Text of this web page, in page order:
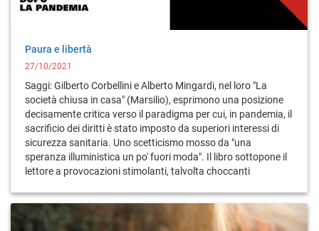
Paura e libertà
27/10/2021
Saggi: Gilberto Corbellini e Alberto Mingardi, nel loro "La
società chiusa in casa" (Marsilio), esprimono una posizione
decisamente critica verso il paradigma per cui, in pandemia, il
sacrificio dei diritti è stato imposto da superiori interessi di
sicurezza sanitaria. Uno scetticismo mosso da "una
speranza illuministica un po' fuori moda". Il libro sottopone il
lettore a provocazioni stimolanti, talvolta choccanti